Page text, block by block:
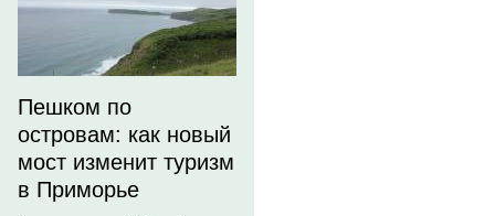
Пешком по
островам: как новый
мост изменит туризм
в Приморье